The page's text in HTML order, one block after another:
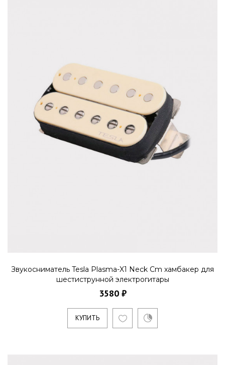
Звукосниматель Tesla Plasma-X1 Neck Cm хамбакер для
шестиструнной электрогитары
3580 ₽
КУПИТЬ